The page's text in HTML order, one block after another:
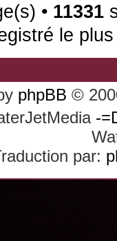
• 11331
le
phpBB ©
-
par: